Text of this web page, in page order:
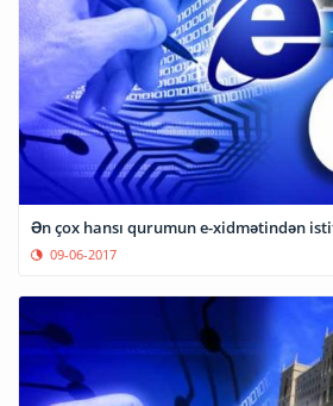
Ən çox hansı qurumun e-xidmətindən
09-06-2017